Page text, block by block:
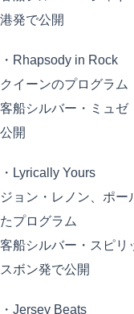
港発で公開
・Rhapsody in Rock
クイーンのプログラム
客船シルバー・ミュゼ
公開
・Lyrically Yours
ジョン・レノン、ポー
たプログラム
客船シルバー・スピリ
スボン発で公開
・Jersey Beats